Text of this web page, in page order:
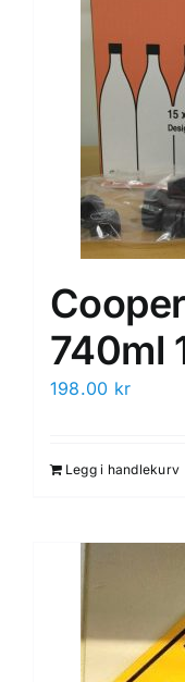
740ml
198.00 kr
Legg i handlekurv